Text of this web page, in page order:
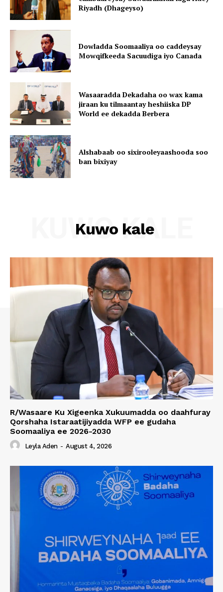
Riyadh (Dhageyso)
Dowladda Soomaaliya oo caddeysay
Mowqifkeeda Sacuudiga iyo Canada
Wasaaradda Dekadaha oo wax kama
jiraan ku tilmaantay heshiiska DP
World ee dekadda Berbera
Alshabaab oo sixirooleyaashooda soo
ban bixiyay
Kuwo kale
KUWO KALE
R/Wasaare Ku Xigeenka Xukuumadda oo daahfuray
Qorshaha Istaraatijiyadda WFP ee gudaha
Soomaaliya ee 2026-2030
Leyla Aden - August 4, 2026